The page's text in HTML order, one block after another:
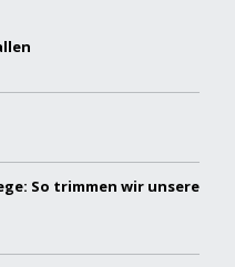
So trimmen wir unsere